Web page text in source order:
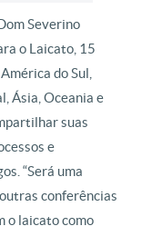
Severino
o Laicato, 15
do Sul,
Ásia, Oceania e
suas
e
“Será uma
conferências
o laicato como